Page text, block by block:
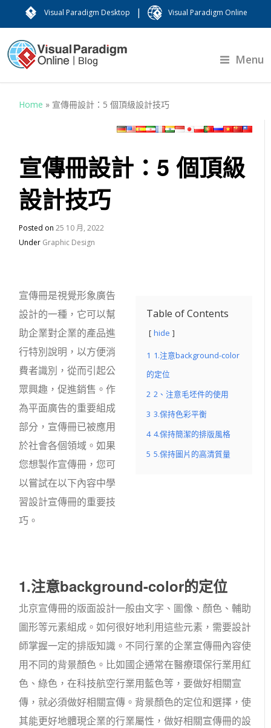
Visual Paradigm Desktop | Visual Paradigm Online
Menu
Home » 宣傳冊設計：5 個頂級設計技巧
宣傳冊設計：5 個頂級
設計技巧
Posted on25 10 月, 2022
Under Graphic Design
Table of Contents
hide
1 1.注意background-color
的定位
2 2、注意毛坯件的使用
3 3.保持色彩平衡
4 4.保持簡潔的排版風格
5 5.保持圖片的高清質量
宣傳冊是視覺形象廣告
設計的一種，它可以幫
助企業對企業的產品進
行特別說明，以方便消
費者識別，從而引起公
眾興趣，促進銷售。作
為平面廣告的重要組成
部分，宣傳冊已被應用
於社會各個領域。如果
您想製作宣傳冊，您可
以嘗試在以下內容中學
習設計宣傳冊的重要技
巧。
1.注意background-color的定位
北京宣傳冊的版面設計一般由文字、圖像、顏色、輔助
圖形等元素組成。如何很好地利用這些元素，需要設計
師掌握一定的排版知識。不同行業的企業宣傳冊內容使
用不同的背景顏色。比如國企通常在醫療環保行業用紅
色、綠色，在科技航空行業用藍色等，要做好相關宣
傳，就必須做好相關宣傳。背景顏色的定位和選擇，使
其能更好地體現企業的行業屬性，做好相關宣傳冊的設